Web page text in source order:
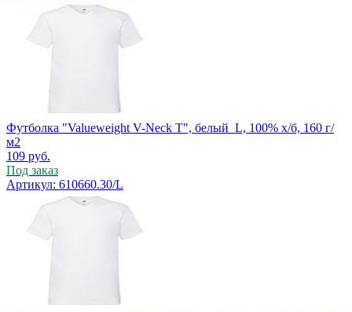
Футболка "Valueweight V-Neck T", белый_L, 100% х/б, 160 г/
м2
109 руб.
Под заказ
Артикул: 610660.30/L